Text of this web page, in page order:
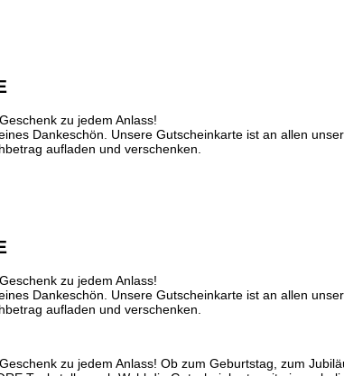
zu jedem Anlass!
Dankeschön. Unsere Gutscheinkarte ist an allen
aufladen und verschenken.
zu jedem Anlass!
Dankeschön. Unsere Gutscheinkarte ist an allen
aufladen und verschenken.
zu jedem Anlass! Ob zum Geburtstag, zum